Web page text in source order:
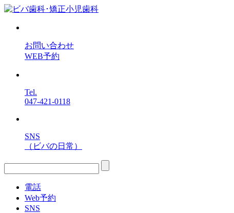
お問い合わせ
WEB予約
Tel.
047-421-0118
SNS
（ビバの日常）
電話
Web予約
SNS